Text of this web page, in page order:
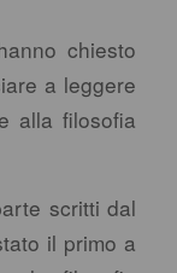
chiesto
a leggere
alla filosofia
scritti dal
il primo a